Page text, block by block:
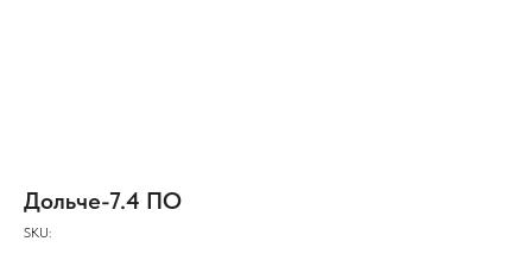
Дольче-7.4 ПО
SKU: